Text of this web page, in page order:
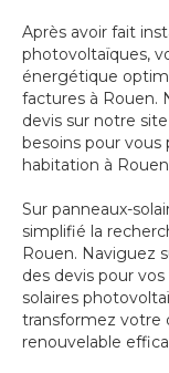
Après avoir fait
photovoltaïques,
énergétique
factures à Rouen.
devis sur notre
besoins pour
habitation à
Sur panneaux-
simplifié la
Rouen. Naviguez
des devis pour
solaires
transformez votre
renouvelable